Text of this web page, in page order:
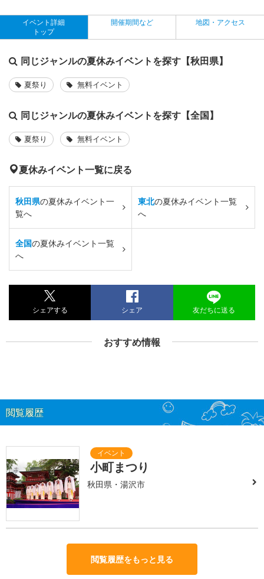
イベント詳細
トップ
開催期間など 地図・アクセス
同じジャンルの夏休みイベントを探す【秋田県】
夏祭り 無料イベント
同じジャンルの夏休みイベントを探す【全国】
夏祭り 無料イベント
夏休みイベント一覧に戻る
秋田県の夏休みイベント一
覧へ
東北の夏休みイベント一覧
へ
全国の夏休みイベント一覧
へ
シェアする シェア 友だちに送る
おすすめ情報
閲覧履歴
小町まつり
秋田県・湯沢市
閲覧履歴をもっと見る